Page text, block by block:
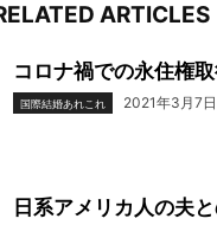
ARTICLES
コロナ禍での永住権
国際結婚あれこれ 2021年3月7日
日系アメリカ人の夫